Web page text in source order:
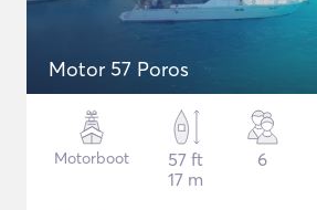
Motor 57 Poros
Motorboot
57 ft
17 m
6